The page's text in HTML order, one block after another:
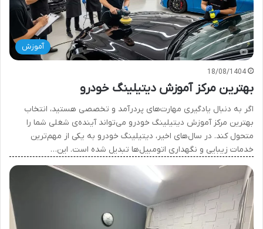
آموزش
18/08/1404
بهترین مرکز آموزش دیتیلینگ خودرو
اگر به دنبال یادگیری مهارت‌های پردرآمد و تخصصی هستید، انتخاب
بهترین مرکز آموزش دیتیلینگ خودرو می‌تواند آینده‌ی شغلی شما را
متحول کند. در سال‌های اخیر، دیتیلینگ خودرو به یکی از مهم‌ترین
خدمات زیبایی و نگهداری اتومبیل‌ها تبدیل شده است. این…